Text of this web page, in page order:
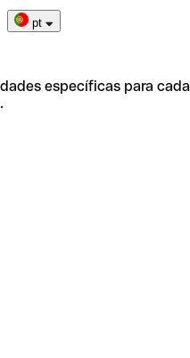
pt
específicas para cada